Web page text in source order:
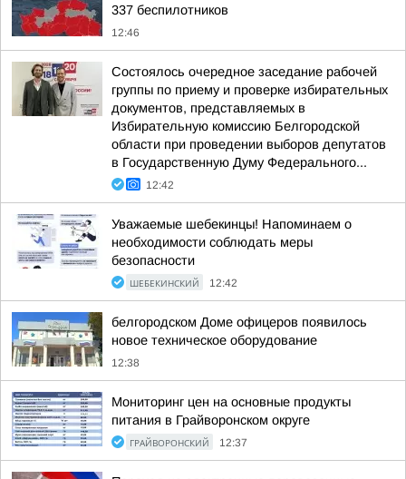
337 беспилотников
12:46
Состоялось очередное заседание рабочей
группы по приему и проверке избирательных
документов, представляемых в
Избирательную комиссию Белгородской
области при проведении выборов депутатов
в Государственную Думу Федерального...
12:42
Уважаемые шебекинцы! Напоминаем о
необходимости соблюдать меры
безопасности
ШЕБЕКИНСКИЙ 12:42
белгородском Доме офицеров появилось
новое техническое оборудование
12:38
Мониторинг цен на основные продукты
питания в Грайворонском округе
ГРАЙВОРОНСКИЙ 12:37